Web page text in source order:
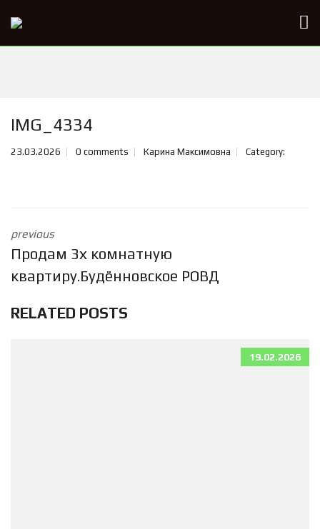
IMG_4334
23.03.2026 0 comments Карина Максимовна Category:
previous
Продам 3х комнатную
квартиру.Будённовское РОВД
RELATED POSTS
19.02.2026